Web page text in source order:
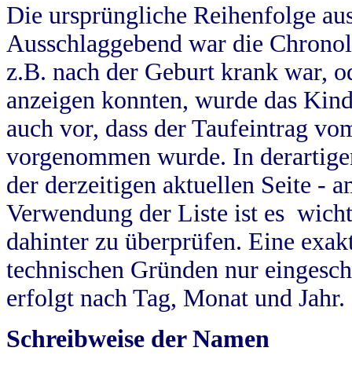
Die ursprüngliche Reihenfolge
Ausschlaggebend war die
z.B. nach der Geburt krank war,
anzeigen konnten, wurde das
auch vor, dass der Taufeintrag
vorgenommen wurde. In
der derzeitigen aktuellen Seite -
Verwendung der Liste ist es
dahinter zu überprüfen. Eine
technischen Gründen nur
erfolgt nach Tag, Monat und Jahr.
Schreibweise der Namen